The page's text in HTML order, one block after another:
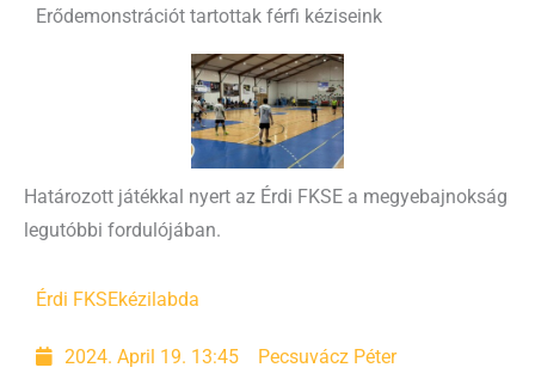
Erődemonstrációt tartottak férfi kéziseink
Határozott játékkal nyert az Érdi FKSE a megyebajnokság
legutóbbi fordulójában.
Érdi FKSEkézilabda
2024. April 19. 13:45 Pecsuvácz Péter